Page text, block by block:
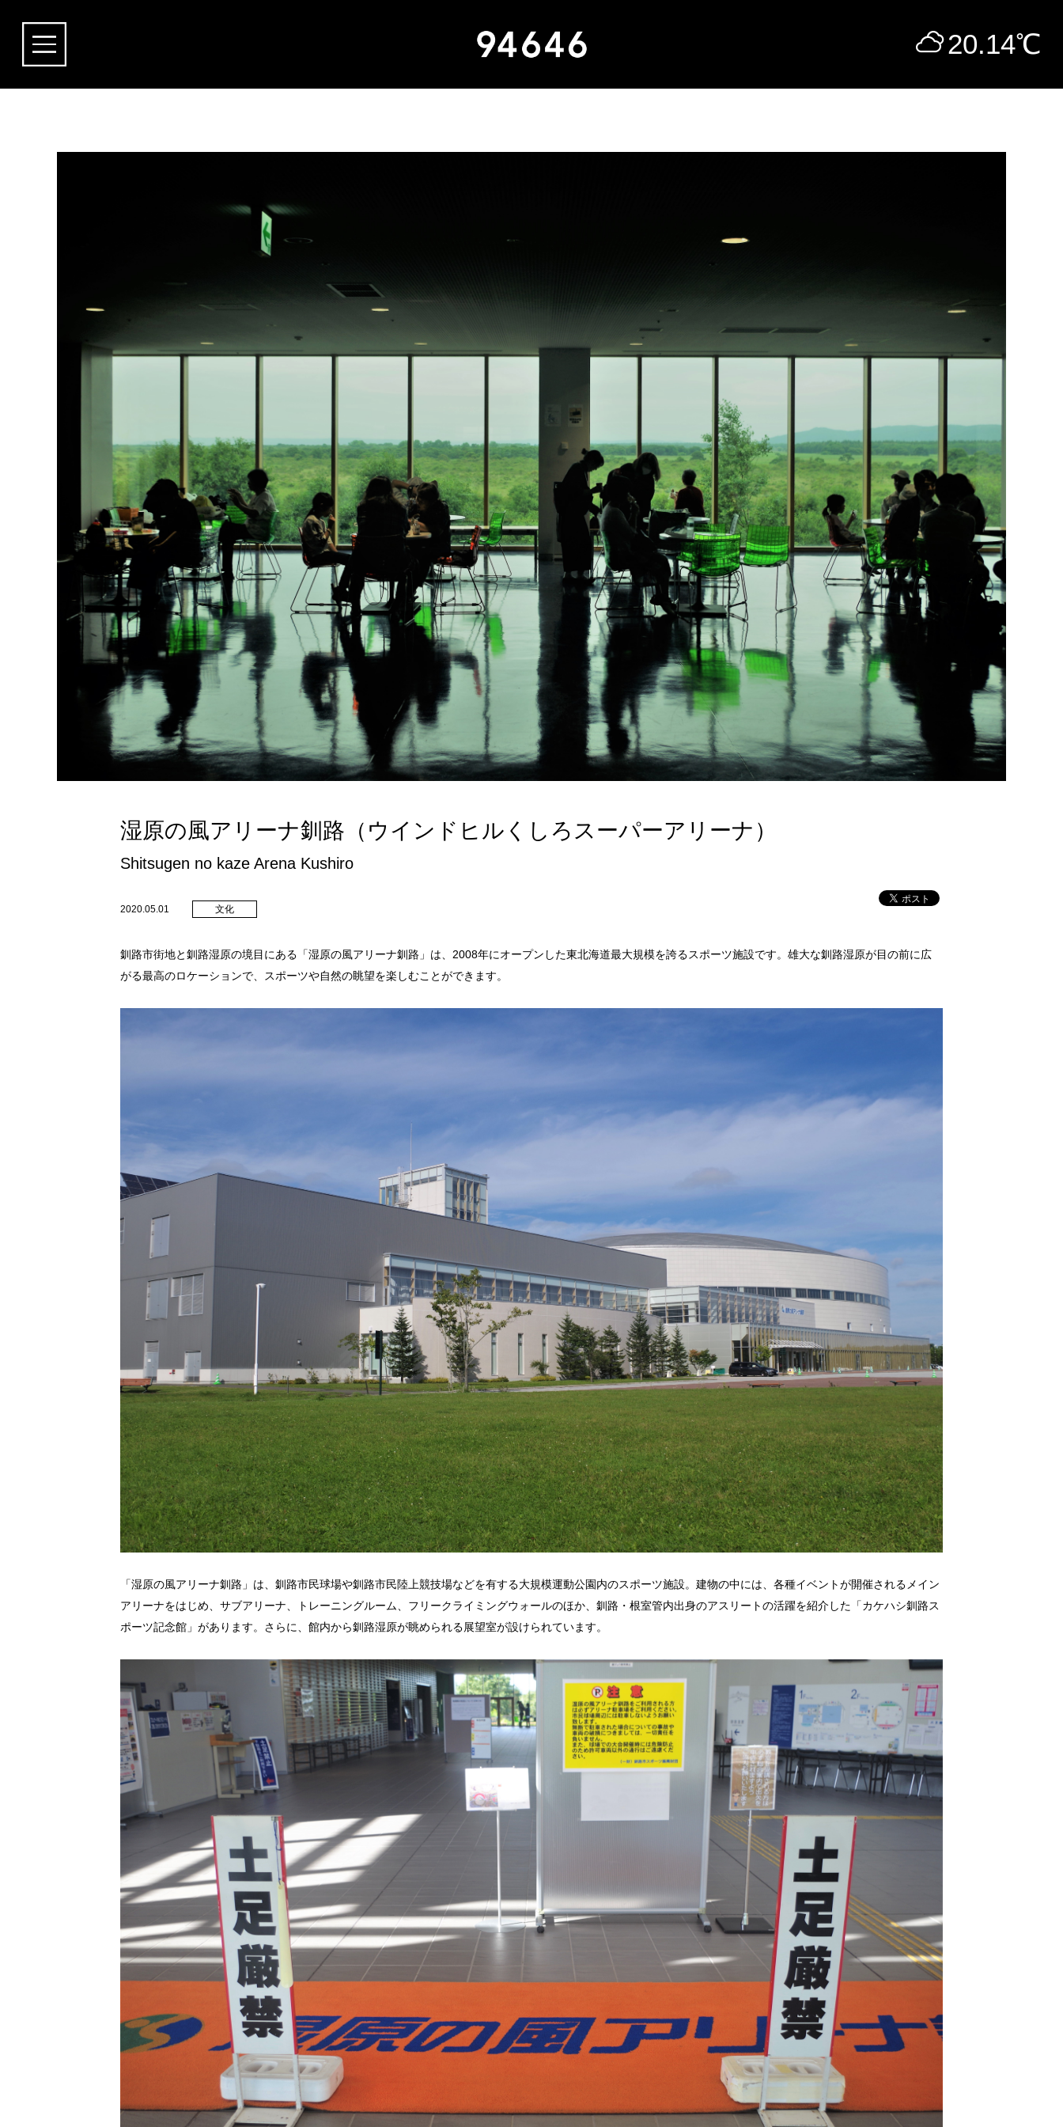
20.14℃
湿原の風アリーナ釧路（ウインドヒルくしろスーパーアリーナ）
Shitsugen no kaze Arena Kushiro
2020.05.01 文化
釧路市街地と釧路湿原の境目にある「湿原の風アリーナ釧路」は、2008年にオープンした東北海道最大規模を誇るスポーツ施設です。雄大な釧路湿原が目の前に広
がる最高のロケーションで、スポーツや自然の眺望を楽しむことができます。
「湿原の風アリーナ釧路」は、釧路市民球場や釧路市民陸上競技場などを有する大規模運動公園内のスポーツ施設。建物の中には、各種イベントが開催されるメイン
アリーナをはじめ、サブアリーナ、トレーニングルーム、フリークライミングウォールのほか、釧路・根室管内出身のアスリートの活躍を紹介した「カケハシ釧路ス
ポーツ記念館」があります。さらに、館内から釧路湿原が眺められる展望室が設けられています。